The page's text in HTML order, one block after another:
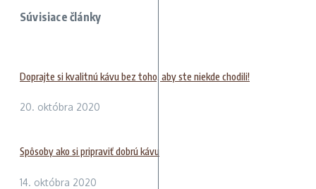
Súvisiace články
Doprajte si kvalitnú kávu bez toho, aby ste niekde chodili!
20. októbra 2020
Spôsoby ako si pripraviť dobrú kávu
14. októbra 2020